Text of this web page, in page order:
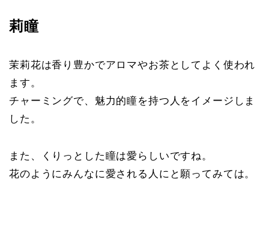
莉瞳
茉莉花は香り豊かでアロマやお茶としてよく使われ
ます。
チャーミングで、魅力的瞳を持つ人をイメージしま
した。
また、くりっとした瞳は愛らしいですね。
花のようにみんなに愛される人にと願ってみては。